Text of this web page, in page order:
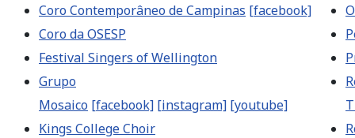
Coro Contemporâneo de Campinas [facebook]
Coro da OSESP
Festival Singers of Wellington
Grupo
Mosaico [facebook] [instagram] [youtube]
Kings College Choir